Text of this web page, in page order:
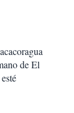
de El